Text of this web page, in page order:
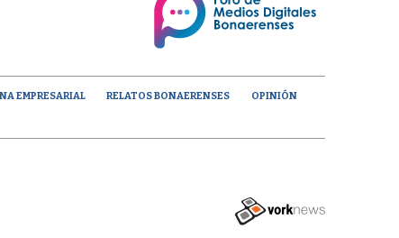
EMPRESARIAL RELATOS BONAERENSES
OPINIÓN